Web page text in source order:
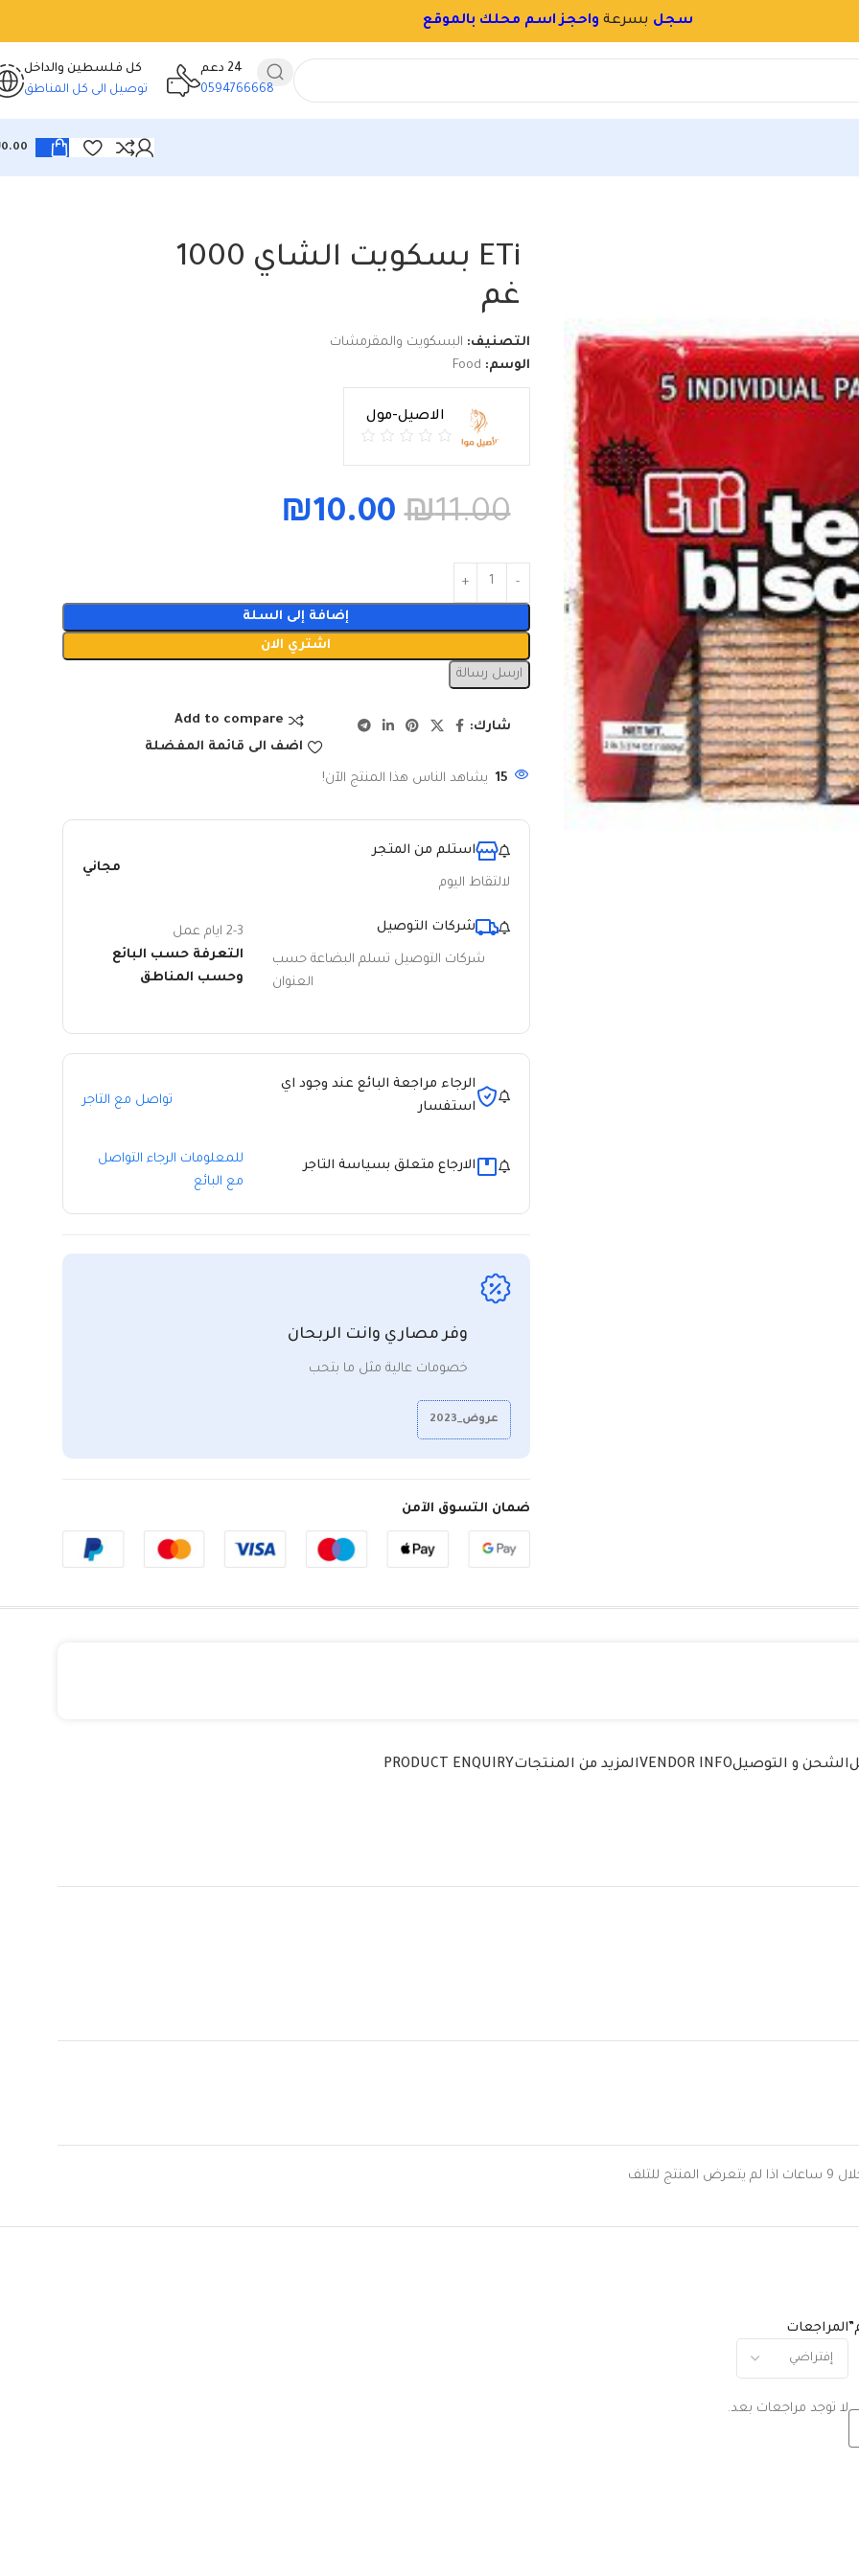
24 دعم
0594766668
كل فلسطين والداخل
توصيل الى كل المناطق
0.00
ETi بسكويت الشاي 1000
غم
التصنيف: البسكويت والمقرمشات
الوسم: Food
الاصيل-مول
₪11.00
₪10.00
إضافة إلى السلة
اشتري الان
ارسل رسالة
Add to compare
اضف الى قائمة المفضلة
شارك:
15 يشاهد الناس هذا المنتج الآن!
استلم من المتجر
لالتقاط اليوم
مجاني
شركات التوصيل
شركات التوصيل تسلم البضاعة حسب
العنوان
2-3 ايام عمل
التعرفة حسب البائع
وحسب المناطق
الرجاء مراجعة البائع عند وجود اي
استفسار
تواصل مع التاجر
الارجاع متعلق بسياسة التاجر
للمعلومات الرجاء التواصل
مع البائع
وفر مصاري وانت الربحان
خصومات عالية مثل ما بتحب
عروض_2023
ضمان التسوق الآمن
الشحن و التوصيلVENDOR INFOالمزيد من المنتجاتPRODUCT ENQUIRY
المراجعات
لا توجد مراجعات بعد.
اليوم وكل يوم في اشي جديد التسجيل مجاني لا تفوت الفرصة